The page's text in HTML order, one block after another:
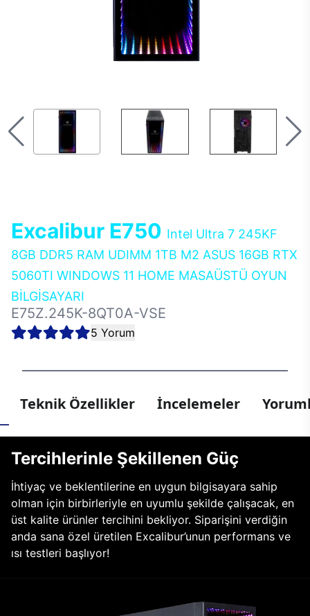
Excalibur E750 Intel Ultra 7 245KF
8GB DDR5 RAM UDIMM 1TB M2 ASUS 16GB RTX
5060TI WINDOWS 11 HOME MASAÜSTÜ OYUN
BİLGİSAYARI
E75Z.245K-8QT0A-VSE
5 Yorum
Teknik Özellikler İncelemeler
Tercihlerinle Şekillenen Güç
İhtiyaç ve beklentilerine en uygun bilgisayara sahip
olman için birbirleriyle en uyumlu şekilde çalışacak, en
üst kalite ürünler tercihini bekliyor. Siparişini verdiğin
anda sana özel üretilen Excalibur’unun performans ve
ısı testleri başlıyor!